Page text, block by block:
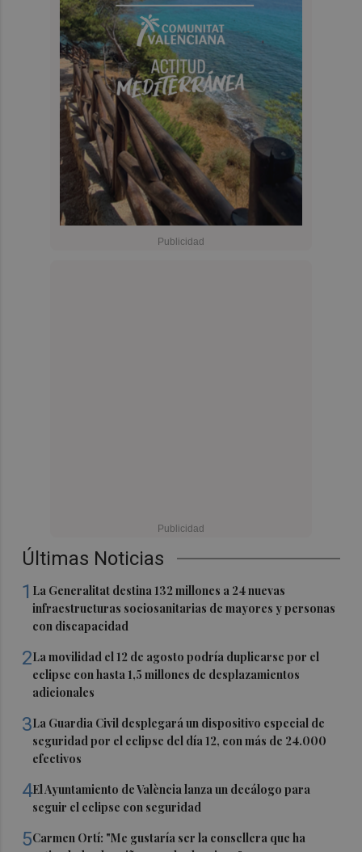
Últimas Noticias
1 La Generalitat destina 132 millones a 24 nuevas
infraestructuras sociosanitarias de mayores y personas
con discapacidad
2La movilidad el 12 de agosto podría duplicarse por el
eclipse con hasta 1,5 millones de desplazamientos
adicionales
3La Guardia Civil desplegará un dispositivo especial de
seguridad por el eclipse del día 12, con más de 24.000
efectivos
4El Ayuntamiento de València lanza un decálogo para
seguir el eclipse con seguridad
5Carmen Ortí: "Me gustaría ser la consellera que ha